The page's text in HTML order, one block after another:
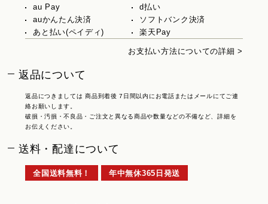
au Pay
d払い
auかんたん決済
ソフトバンク決済
あと払い(ペイディ)
楽天Pay
お支払い方法についての詳細 >
返品について
返品につきましては 商品到着後 7日間以内にお電話またはメールにてご連
絡お願いします。
破損・汚損・不良品・ご注文と異なる商品や数量などの不備など、詳細を
お伝えください。
送料・配達について
全国送料無料！ 年中無休365日発送